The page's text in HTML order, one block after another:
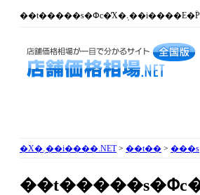
�X�܉��i����.NET> ��t�� > ���s
��t�����s�Փc